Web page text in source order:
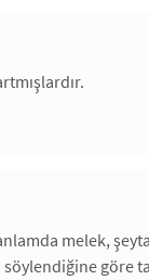
melek,
göre